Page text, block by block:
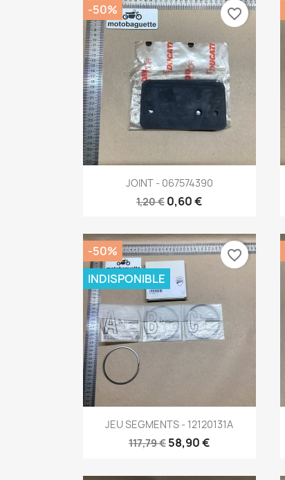
Aperçu rapide
JOINT - 067574390
1,20 € 0,60 €
-50% favorite_border
Aperçu rapide
JEU SEGMENTS - 12120131A
117,79 € 58,90 €
-50%
INDISPONIBLE
favorite_border